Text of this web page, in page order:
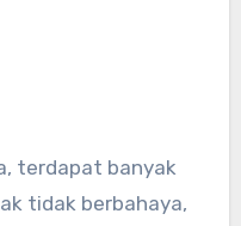
terdapat banyak
tidak berbahaya,